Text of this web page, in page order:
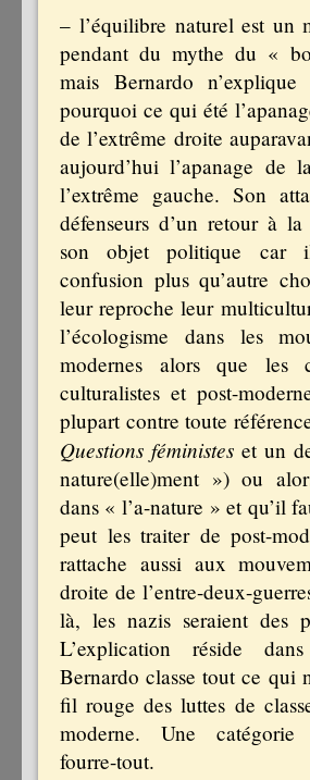
– l’équilibre naturel est un
pendant du mythe du «
mais Bernardo
pourquoi ce qui été
de l’extrême droite
aujourd’hui l’apanage de
l’extrême gauche. Son
défenseurs d’un retour à
son objet politique car
confusion plus qu’autre
leur reproche leur
l’écologisme dans les
modernes alors que les
culturalistes et post-
plupart contre toute
Questions féministeset un
nature(elle)ment ») ou
dans « l’a-nature » et qu’il
peut les traiter de post-
rattache aussi aux
droite de l’entre-deux-
là, les nazis seraient des
L’explication réside
Bernardo classe tout ce qui
fil rouge des luttes de
moderne. Une catégorie
fourre-tout.